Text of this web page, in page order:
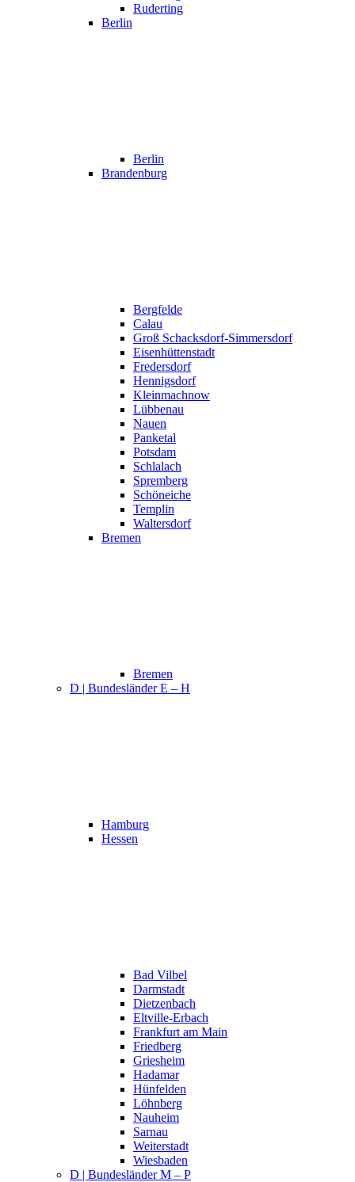
Ruderting
Berlin
Berlin
Brandenburg
Bergfelde
Calau
Groß Schacksdorf-Simmersdorf
Eisenhüttenstadt
Fredersdorf
Hennigsdorf
Kleinmachnow
Lübbenau
Nauen
Panketal
Potsdam
Schlalach
Spremberg
Schöneiche
Templin
Waltersdorf
Bremen
Bremen
D | Bundesländer E – H
Hamburg
Hessen
Bad Vilbel
Darmstadt
Dietzenbach
Eltville-Erbach
Frankfurt am Main
Friedberg
Griesheim
Hadamar
Hünfelden
Löhnberg
Nauheim
Sarnau
Weiterstadt
Wiesbaden
D | Bundesländer M – P